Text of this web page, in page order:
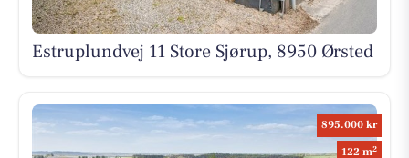
Estruplundvej 11 Store Sjørup, 8950 Ørsted
895.000 kr
122 m2